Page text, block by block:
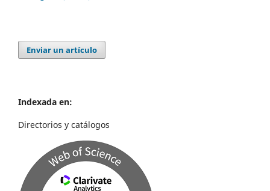
Enviar un artículo
Indexada en:
Directorios y catálogos